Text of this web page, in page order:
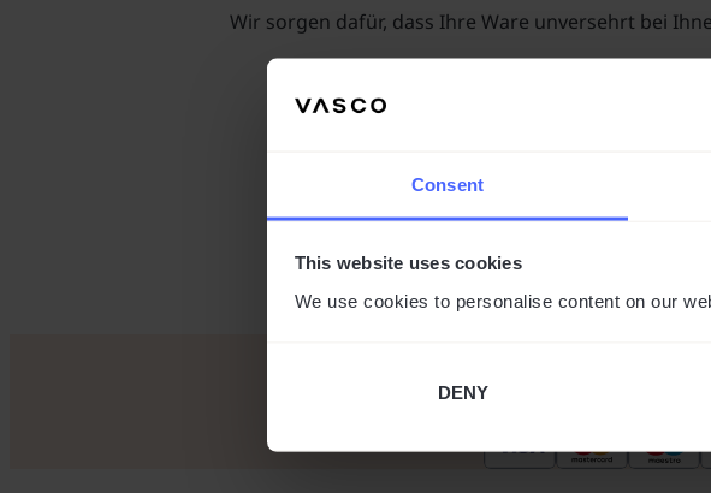
Consent
This website uses cookies
We use cookies to personalise content on our
DENY
Wir sorgen dafür, dass Ihre Ware unversehrt bei